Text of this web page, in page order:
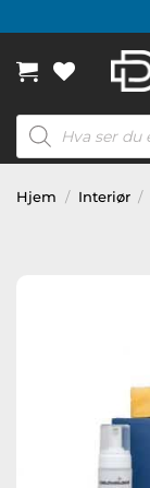
to
content
Products
search
Hjem / Interiør /